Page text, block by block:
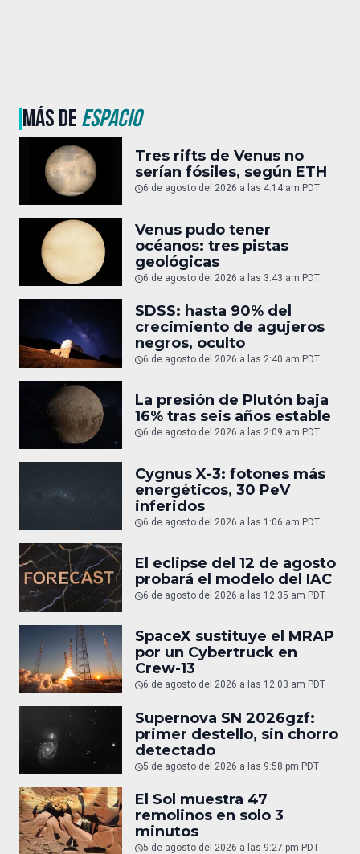
MÁS DEESPACIO
Tres rifts de Venus no
serían fósiles, según ETH
6 de agosto del 2026 a las 4:14 am PDT
Venus pudo tener
océanos: tres pistas
geológicas
6 de agosto del 2026 a las 3:43 am PDT
SDSS: hasta 90% del
crecimiento de agujeros
negros, oculto
6 de agosto del 2026 a las 2:40 am PDT
La presión de Plutón baja
16% tras seis años estable
6 de agosto del 2026 a las 2:09 am PDT
Cygnus X-3: fotones más
energéticos, 30 PeV
inferidos
6 de agosto del 2026 a las 1:06 am PDT
El eclipse del 12 de agosto
probará el modelo del IAC
6 de agosto del 2026 a las 12:35 am PDT
SpaceX sustituye el MRAP
por un Cybertruck en
Crew-13
6 de agosto del 2026 a las 12:03 am PDT
Supernova SN 2026gzf:
primer destello, sin chorro
detectado
5 de agosto del 2026 a las 9:58 pm PDT
El Sol muestra 47
remolinos en solo 3
minutos
5 de agosto del 2026 a las 9:27 pm PDT